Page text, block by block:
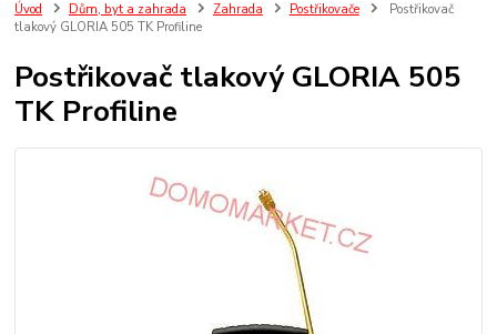
Úvod Dům, byt a zahrada Zahrada Postřikovače
Postřikovač
tlakový GLORIA 505 TK Profiline
Postřikovač tlakový GLORIA 505
TK Profiline